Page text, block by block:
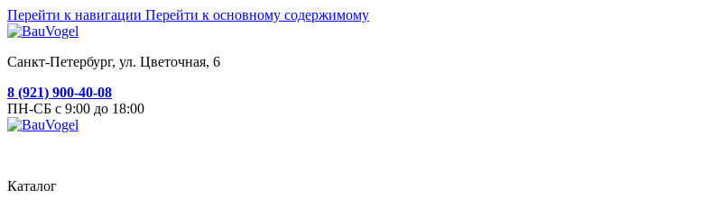
Перейти к навигации Перейти к основному содержимому
Санкт-Петербург, ул. Цветочная, 6
8 (921) 900-40-08
ПН-СБ с 9:00 до 18:00
Каталог